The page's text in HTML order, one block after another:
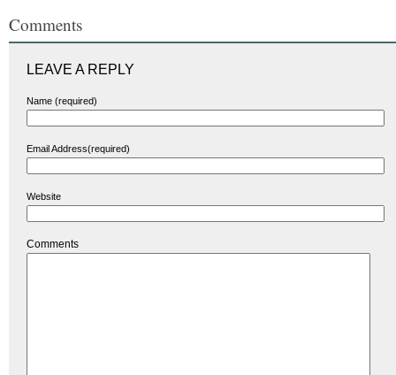
Comments
LEAVE A REPLY
Name (required)
Email Address(required)
Website
Comments